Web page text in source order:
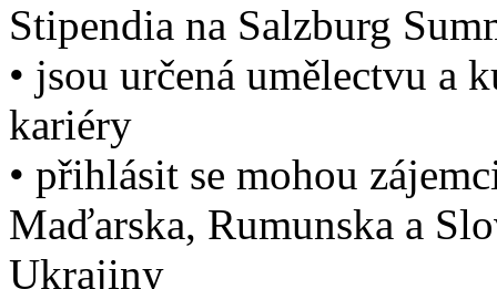
Stipendia na Salzburg
• jsou určená umělectvu a
kariéry
• přihlásit se mohou
Maďarska, Rumunska a
Ukrajiny